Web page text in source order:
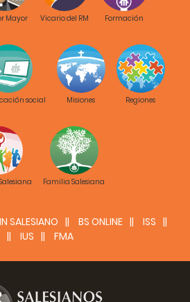
Mayor Vicario del RM Formación
social Misiones Regiones
Familia Salesiana
SALESIANO BS ONLINE
ISS
IUS FMA